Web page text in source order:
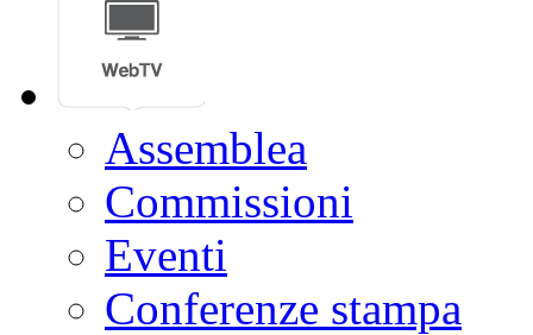
Assemblea
Commissioni
Eventi
Conferenze stampa